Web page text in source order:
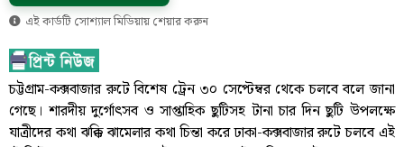
এই কার্ডটি সোশ্যাল মিডিয়ায় শেয়ার করুন
চট্টগ্রাম-কক্সবাজার রুটে বিশেষ ট্রেন ৩০ সেপ্টেম্বর থেকে চলবে বলে জানা
গেছে। শারদীয় দুর্গোৎসব ও সাপ্তাহিক ছুটিসহ টানা চার দিন ছুটি উপলক্ষে
যাত্রীদের কথা ঝক্কি ঝামেলার কথা চিন্তা করে ঢাকা-কক্সবাজার রুটে চলবে এই